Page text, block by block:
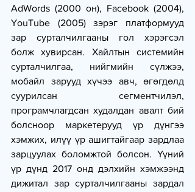
AdWords (2000 он), Facebook (2004),
YouTube (2005) зэрэг платформууд
зар сурталчилгааны гол хэрэгсэл
болж хувирсан. Хайлтын системийн
сурталчилгаа, нийгмийн сүлжээ,
мобайл зарууд хүчээ авч, өгөгдөлд
суурилсан сегментчилэл,
програмчлагдсан худалдан авалт бий
болсноор маркетерууд үр дүнгээ
хэмжих, илүү үр ашигтайгаар зардлаа
зарцуулах боломжтой болсон. Үүний
үр дүнд 2017 онд дэлхийн хэмжээнд
дижитал зар сурталчилгааны зардал